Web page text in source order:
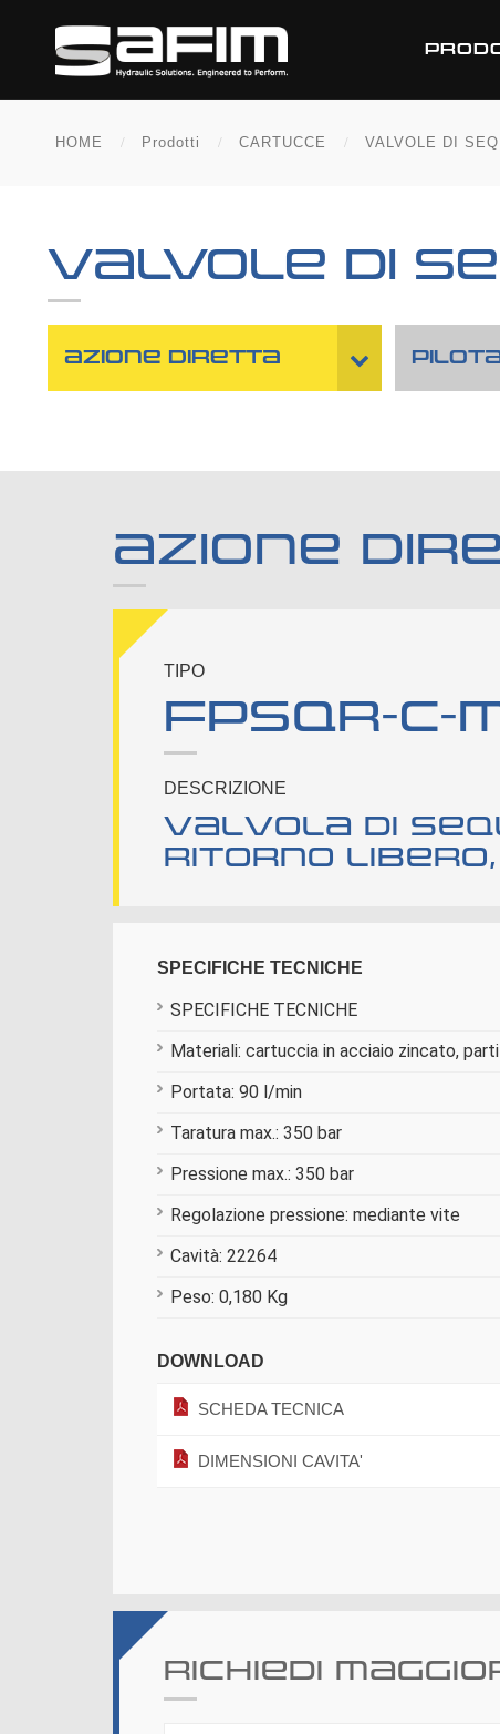
HOME Prodotti CARTUCCE VALVOLE DI
VALVOLE DI
AZIONE DIRETTA
AZIONE
TIPO
FPSQR-C-
DESCRIZIONE
Valvola di
ritorno libero,
SPECIFICHE TECNICHE
SPECIFICHE TECNICHE
Materiali: cartuccia in acciaio zincato,
Portata: 90 l/min
Taratura max.: 350 bar
Pressione max.: 350 bar
Regolazione pressione: mediante vite
Cavità: 22264
Peso: 0,180 Kg
DOWNLOAD
SCHEDA TECNICA
DIMENSIONI CAVITA'
Richiedi